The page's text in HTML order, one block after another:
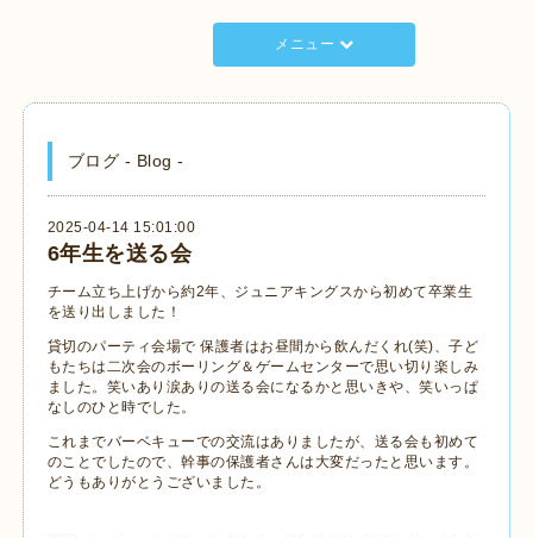
メニュー
ブログ - Blog -
2025-04-14 15:01:00
6年生を送る会
チーム立ち上げから約2年、ジュニアキングスから初めて卒業生
を送り出しました！
貸切のパーティ会場で 保護者はお昼間から飲んだくれ(笑)、子ど
もたちは二次会のボーリング＆ゲームセンターで思い切り楽しみ
ました。笑いあり涙ありの送る会になるかと思いきや、笑いっぱ
なしのひと時でした。
これまでバーベキューでの交流はありましたが、送る会も初めて
のことでしたので、幹事の保護者さんは大変だったと思います。
どうもありがとうございました。